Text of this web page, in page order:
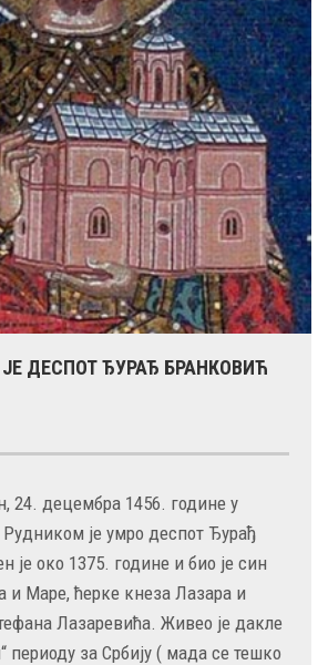
ДЕСПОТ ЂУРАЂ БРАНКОВИЋ
децембра 1456. године у
је умро деспот Ђурађ
је око 1375. године и био је син
и Маре, ћерке кнеза Лазара и
Лазаревића. Живео је дакле
периоду за Србију ( мада се тешко